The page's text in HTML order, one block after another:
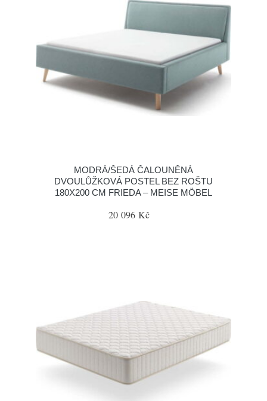
MODRÁ/ŠEDÁ ČALOUNĚNÁ
DVOULŮŽKOVÁ POSTEL BEZ ROŠTU
180X200 CM FRIEDA – MEISE MÖBEL
20 096 Kč